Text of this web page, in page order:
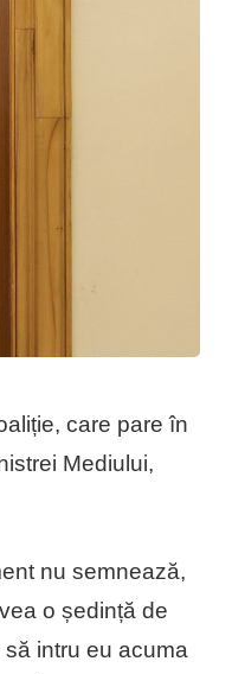
care pare în
Mediului,
nu semnează,
o ședință de
intru eu acuma